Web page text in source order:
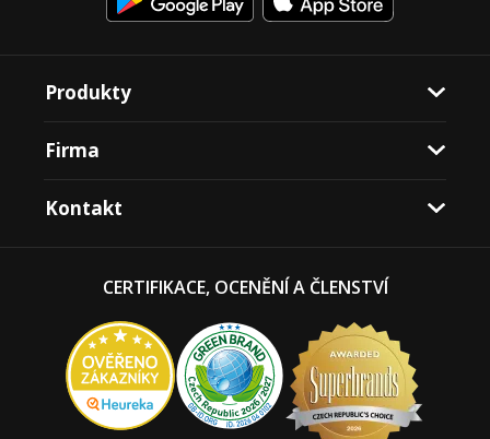
Produkty
Firma
Kontakt
CERTIFIKACE, OCENĚNÍ A ČLENSTVÍ